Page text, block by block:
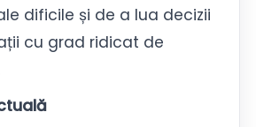
dificile și de a lua decizii
cu grad ridicat de